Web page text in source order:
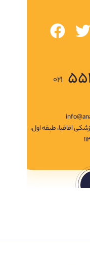
۰۲۱
اقاقیا، طبقه اول،